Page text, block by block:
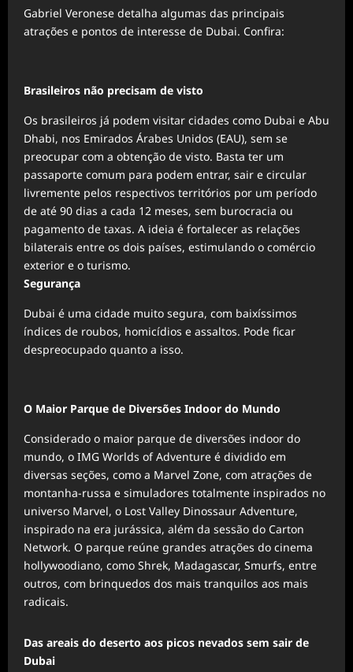
Gabriel Veronese detalha algumas das principais
atrações e pontos de interesse de Dubai. Confira:
Brasileiros não precisam de visto
Os brasileiros já podem visitar cidades como Dubai e Abu
Dhabi, nos Emirados Árabes Unidos (EAU), sem se
preocupar com a obtenção de visto. Basta ter um
passaporte comum para podem entrar, sair e circular
livremente pelos respectivos territórios por um período
de até 90 dias a cada 12 meses, sem burocracia ou
pagamento de taxas. A ideia é fortalecer as relações
bilaterais entre os dois países, estimulando o comércio
exterior e o turismo.
Segurança
Dubai é uma cidade muito segura, com baixíssimos
índices de roubos, homicídios e assaltos. Pode ficar
despreocupado quanto a isso.
O Maior Parque de Diversões Indoor do Mundo
Considerado o maior parque de diversões indoor do
mundo, o IMG Worlds of Adventure é dividido em
diversas seções, como a Marvel Zone, com atrações de
montanha-russa e simuladores totalmente inspirados no
universo Marvel, o Lost Valley Dinossaur Adventure,
inspirado na era jurássica, além da sessão do Carton
Network. O parque reúne grandes atrações do cinema
hollywoodiano, como Shrek, Madagascar, Smurfs, entre
outros, com brinquedos dos mais tranquilos aos mais
radicais.
Das areais do deserto aos picos nevados sem sair de
Dubai